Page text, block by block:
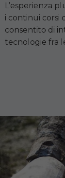
L’esperienza
i continui corsi
consentito di
tecnologie fra